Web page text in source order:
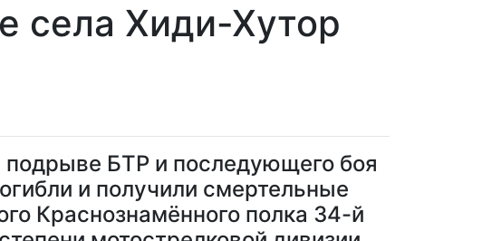
села Хиди-Хутор
подрыве БТР и последующего боя
и получили смертельные
Краснознамённого полка 34-й